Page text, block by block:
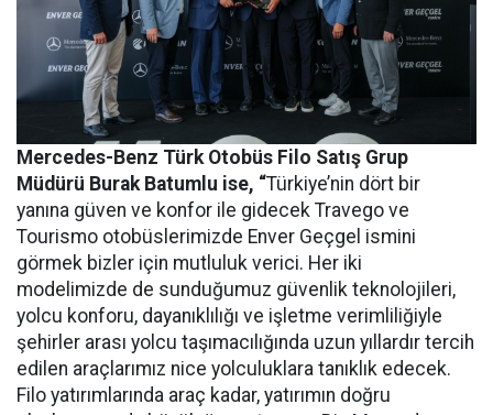
Mercedes-Benz Türk Otobüs Filo Satış Grup
Müdürü Burak Batumlu ise, “Türkiye’nin dört bir
yanına güven ve konfor ile gidecek Travego ve
Tourismo otobüslerimizde Enver Geçgel ismini
görmek bizler için mutluluk verici. Her iki
modelimizde de sunduğumuz güvenlik teknolojileri,
yolcu konforu, dayanıklılığı ve işletme verimliliğiyle
şehirler arası yolcu taşımacılığında uzun yıllardır tercih
edilen araçlarımız nice yolculuklara tanıklık edecek.
Filo yatırımlarında araç kadar, yatırımın doğru